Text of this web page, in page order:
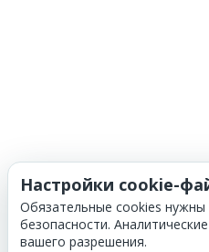
Настройки cookie-
Обязательные cookies нужны
безопасности.
вашего разрешения.